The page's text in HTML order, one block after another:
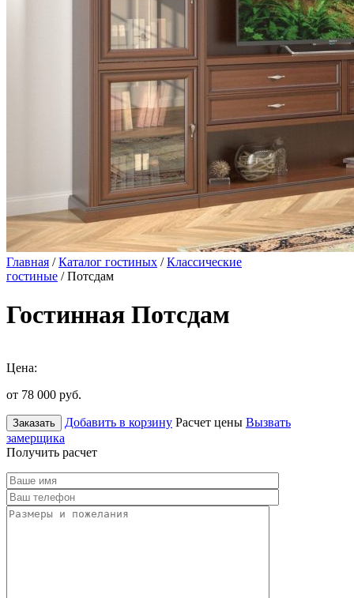
Главная /Каталог гостиных /Классические
гостиные / Потсдам
Гостинная Потсдам
Цена:
от 78 000 руб.
Заказать Добавить в корзину Расчет цены Вызвать
замерщика
Получить расчет